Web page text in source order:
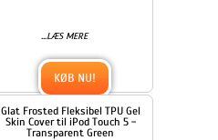
...LÆS MERE
KØB NU!
Glat Frosted Fleksibel TPU Gel
Skin Cover til iPod Touch 5 -
Transparent Green